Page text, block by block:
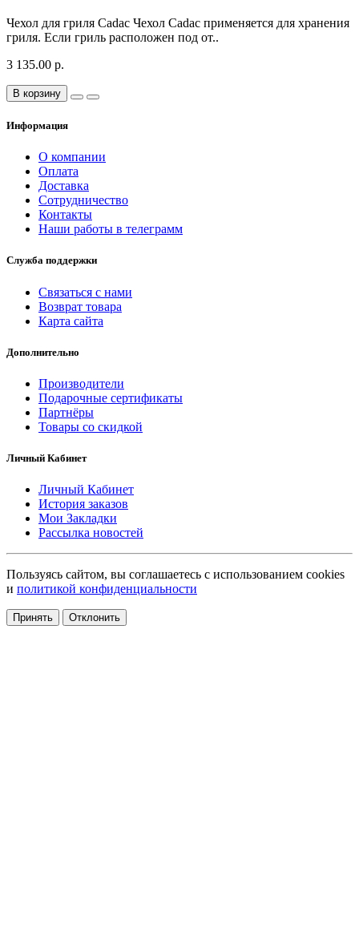
Чехол для гриля Cadac Чехол Cadac применяется для хранения
гриля. Если гриль расположен под от..
3 135.00 р.
В корзину
Информация
О компании
Оплата
Доставка
Сотрудничество
Контакты
Наши работы в телеграмм
Служба поддержки
Связаться с нами
Возврат товара
Карта сайта
Дополнительно
Производители
Подарочные сертификаты
Партнёры
Товары со скидкой
Личный Кабинет
Личный Кабинет
История заказов
Мои Закладки
Рассылка новостей
Пользуясь сайтом, вы соглашаетесь с использованием cookies
и политикой конфиденциальности
Принять Отклонить